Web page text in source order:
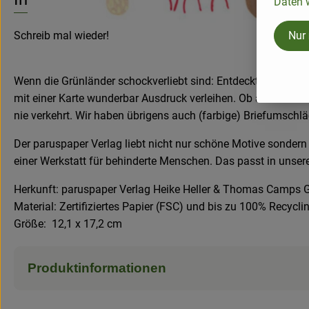
Schreib mal wieder!
Wenn die Grünländer schockverliebt sind: Entdeckt auf
mit einer Karte wunderbar Ausdruck verleihen. Ob als Gruß
nie verkehrt. Wir haben übrigens auch (farbige)
Der paruspaper Verlag liebt nicht nur schöne Motive
einer Werkstatt für behinderte Menschen. Das passt in
Herkunft: paruspaper Verlag Heike Heller & Thomas Camps
Material: Zertifiziertes Papier (FSC) und bis zu 100%
Größe: 12,1 x 17,2 cm
Produktinformationen
Nur